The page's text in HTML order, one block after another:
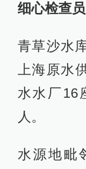
细心检查员
青草沙水
上海原水
水水厂16
人。
水源地毗